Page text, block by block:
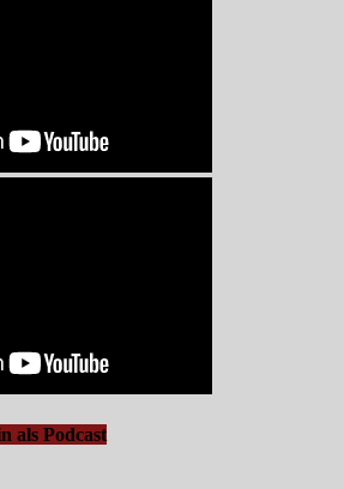
als Podcast